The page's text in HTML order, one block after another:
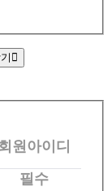
원아이디
필수